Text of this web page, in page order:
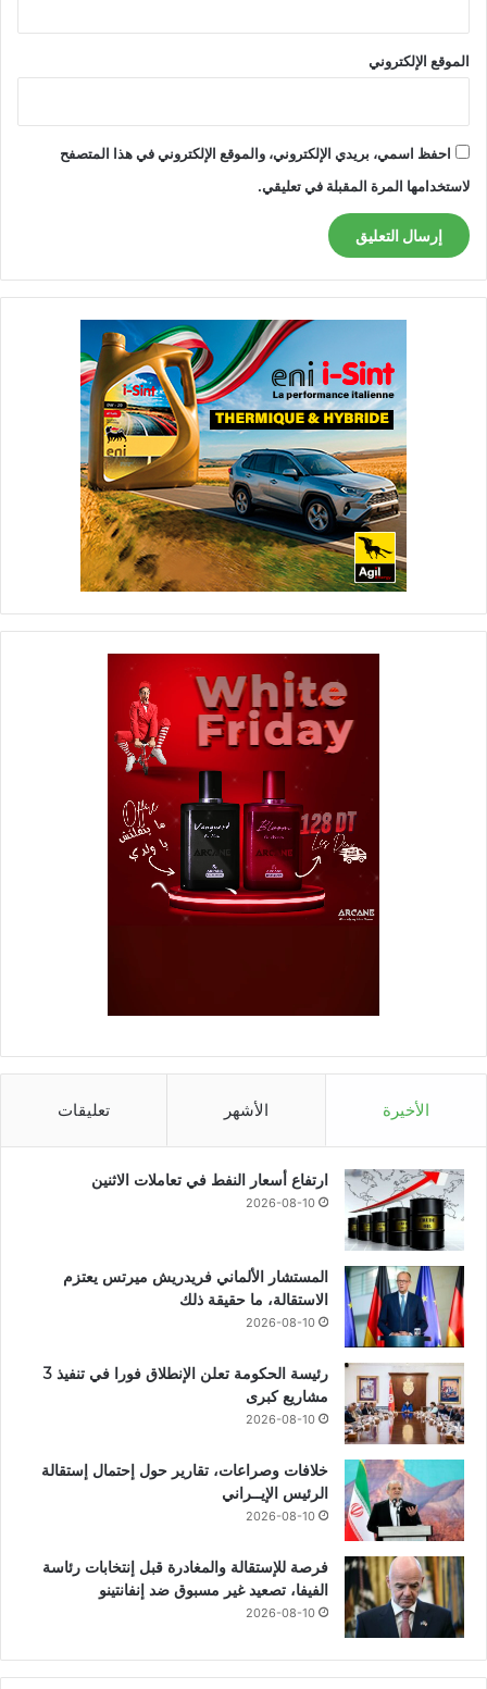
الموقع الإلكتروني
احفظ اسمي، بريدي الإلكتروني، والموقع الإلكتروني في هذا المتصفح
لاستخدامها المرة المقبلة في تعليقي.
الأخيرة الأشهر تعليقات
ارتفاع أسعار النفط في تعاملات الاثنين
2026-08-10
المستشار الألماني فريدريش ميرتس يعتزم
الاستقالة، ما حقيقة ذلك
2026-08-10
رئيسة الحكومة تعلن الإنطلاق فورا في تنفيذ 3
مشاريع كبرى
2026-08-10
خلافات وصراعات، تقارير حول إحتمال إستقالة
الرئيس الإيــراني
2026-08-10
فرصة للإستقالة والمغادرة قبل إنتخابات رئاسة
الفيفا، تصعيد غير مسبوق ضد إنفانتينو
2026-08-10